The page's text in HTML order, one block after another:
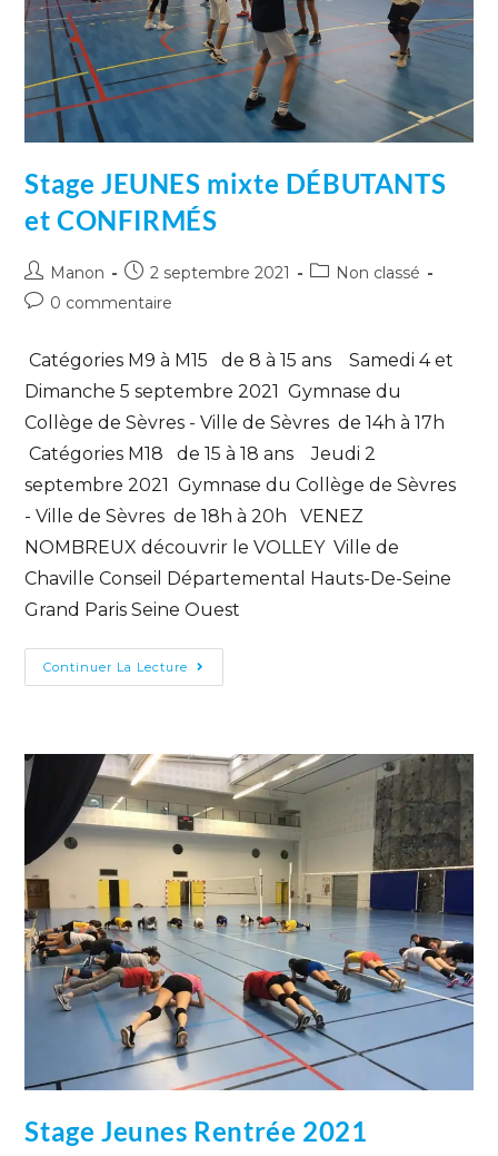
Stage JEUNES mixte DÉBUTANTS
et CONFIRMÉS
Manon 2 septembre 2021
Non classé
0 commentaire
Catégories M9 à M15 de 8 à 15 ans Samedi 4 et
Dimanche 5 septembre 2021 Gymnase du
Collège de Sèvres - Ville de Sèvres de 14h à 17h
Catégories M18 de 15 à 18 ans Jeudi 2
septembre 2021 Gymnase du Collège de Sèvres
- Ville de Sèvres de 18h à 20h VENEZ
NOMBREUX découvrir le VOLLEY Ville de
Chaville Conseil Départemental Hauts-De-Seine
Grand Paris Seine Ouest
Continuer La Lecture
Stage Jeunes Rentrée 2021